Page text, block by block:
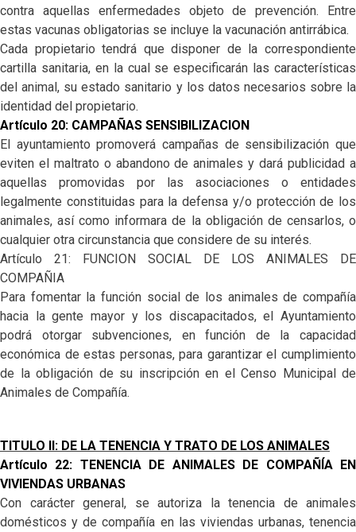
contra aquellas enfermedades objeto de prevención. Entre
estas vacunas obligatorias se incluye la vacunación antirrábica.
Cada propietario tendrá que disponer de la correspondiente
cartilla sanitaria, en la cual se especificarán las características
del animal, su estado sanitario y los datos necesarios sobre la
identidad del propietario.
Artículo 20: CAMPAÑAS SENSIBILIZACION
El ayuntamiento promoverá campañas de sensibilización que
eviten el maltrato o abandono de animales y dará publicidad a
aquellas promovidas por las asociaciones o entidades
legalmente constituidas para la defensa y/o protección de los
animales, así como informara de la obligación de censarlos, o
cualquier otra circunstancia que considere de su interés.
Artículo 21: FUNCION SOCIAL DE LOS ANIMALES DE
COMPAÑIA
Para fomentar la función social de los animales de compañía
hacia la gente mayor y los discapacitados, el Ayuntamiento
podrá otorgar subvenciones, en función de la capacidad
económica de estas personas, para garantizar el cumplimiento
de la obligación de su inscripción en el Censo Municipal de
Animales de Compañía.
TITULO II: DE LA TENENCIA Y TRATO DE LOS ANIMALES
Artículo 22: TENENCIA DE ANIMALES DE COMPAÑÍA EN
VIVIENDAS URBANAS
Con carácter general, se autoriza la tenencia de animales
domésticos y de compañía en las viviendas urbanas, tenencia